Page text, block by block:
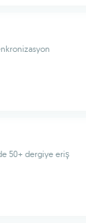
50+ dergiye eriş